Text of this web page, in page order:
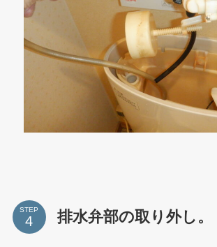
STEP 排水弁部の取り外し。